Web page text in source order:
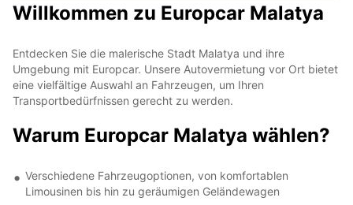
Willkommen zu Europcar Malatya
Entdecken Sie die malerische Stadt Malatya und ihre
Umgebung mit Europcar. Unsere Autovermietung vor Ort bietet
eine vielfältige Auswahl an Fahrzeugen, um Ihren
Transportbedürfnissen gerecht zu werden.
Warum Europcar Malatya wählen?
Verschiedene Fahrzeugoptionen, von komfortablen
Limousinen bis hin zu geräumigen Geländewagen